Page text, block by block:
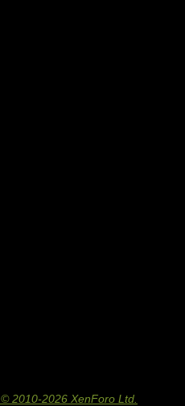
© 2010-2026 XenForo Ltd.